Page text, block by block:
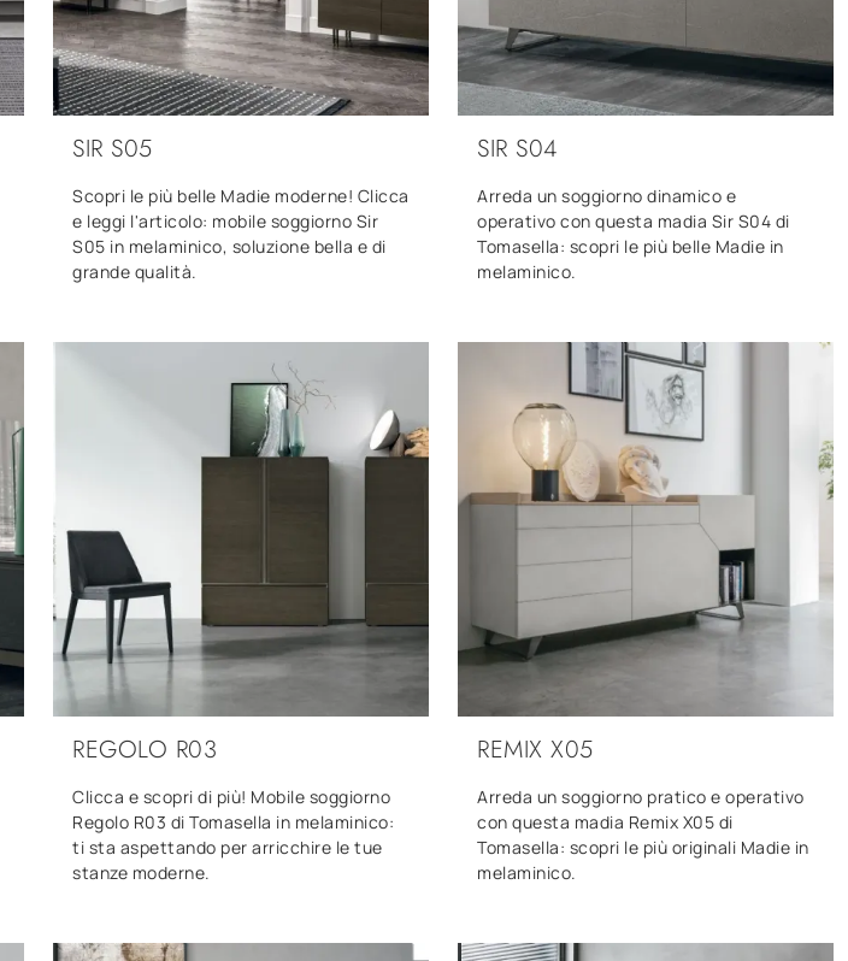
SIR S05
Scopri le più belle Madie moderne! Clicca
e leggi l'articolo: mobile soggiorno Sir
S05 in melaminico, soluzione bella e di
grande qualità.
SIR S04
Arreda un soggiorno dinamico e
operativo con questa madia Sir S04 di
Tomasella: scopri le più belle Madie in
melaminico.
REGOLO R03
Clicca e scopri di più! Mobile soggiorno
Regolo R03 di Tomasella in melaminico:
ti sta aspettando per arricchire le tue
stanze moderne.
REMIX X05
Arreda un soggiorno pratico e operativo
con questa madia Remix X05 di
Tomasella: scopri le più originali Madie in
melaminico.